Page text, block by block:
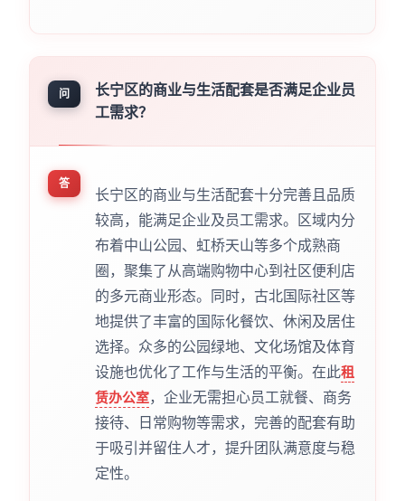
问
长宁区的商业与生活配套是否满足企业员
工需求？
答
长宁区的商业与生活配套十分完善且品质
较高，能满足企业及员工需求。区域内分
布着中山公园、虹桥天山等多个成熟商
圈，聚集了从高端购物中心到社区便利店
的多元商业形态。同时，古北国际社区等
地提供了丰富的国际化餐饮、休闲及居住
选择。众多的公园绿地、文化场馆及体育
设施也优化了工作与生活的平衡。在此租
赁办公室，企业无需担心员工就餐、商务
接待、日常购物等需求，完善的配套有助
于吸引并留住人才，提升团队满意度与稳
定性。